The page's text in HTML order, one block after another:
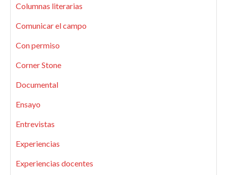
Columnas literarias
Comunicar el campo
Con permiso
Corner Stone
Documental
Ensayo
Entrevistas
Experiencias
Experiencias docentes